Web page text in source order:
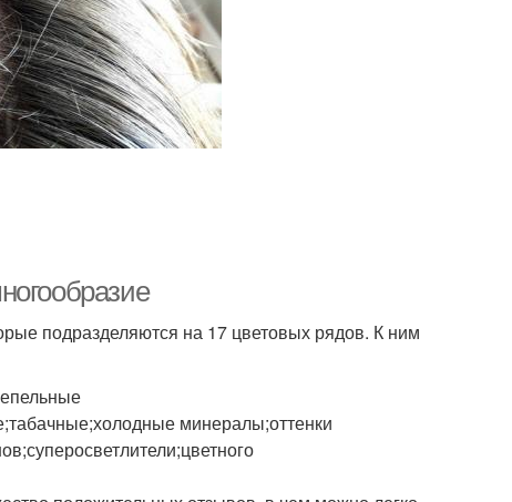
подразделяются на 17 цветовых рядов. К ним
минералы;оттенки